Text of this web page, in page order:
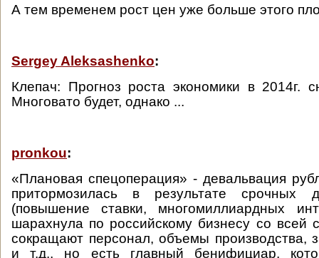
А тем временем рост цен уже больше этого
Sergey Aleksashenko:
Клепач: Прогноз роста экономики в
Многовато будет, однако ...
pronkou:
«Плановая спецоперация» - девальвация
притормозилась в результате
(повышение ставки, многомиллиардных
шарахнула по российскому бизнесу со всей
сокращают персонал, объемы производства,
и т.д., но есть главный бенифициар,